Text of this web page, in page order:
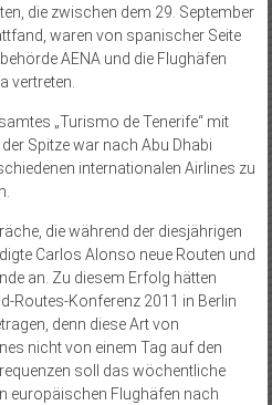
die zwischen dem 29. September
waren von spanischer Seite
AENA und die Flughäfen
vertreten.
„Turismo de Tenerife“ mit
Spitze war nach Abu Dhabi
internationalen Airlines zu
die während der diesjährigen
Carlos Alonso neue Routen und
an. Zu diesem Erfolg hätten
Routes-Konferenz 2011 in Berlin
denn diese Art von
nicht von einem Tag auf den
soll das wöchentliche
europäischen Flughäfen nach